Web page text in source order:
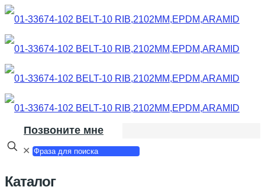
Позвоните мне
✕
Каталог